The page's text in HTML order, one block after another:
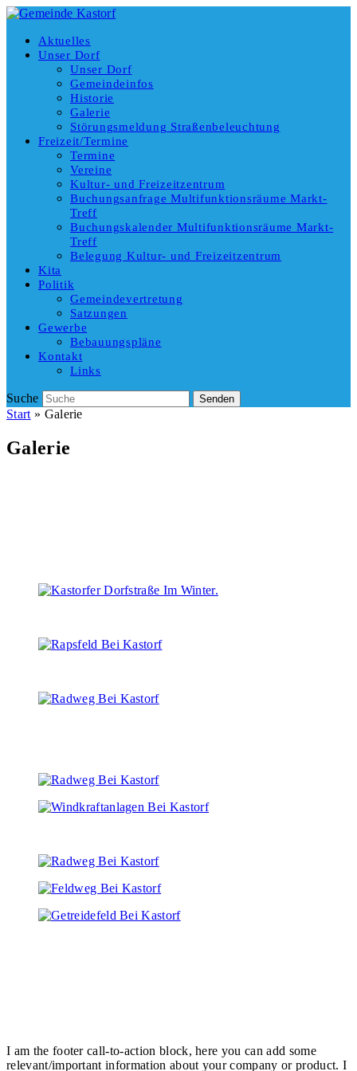
Aktuelles
Unser Dorf
Unser Dorf
Gemeindeinfos
Historie
Galerie
Störungsmeldung Straßenbeleuchtung
Freizeit/Termine
Termine
Vereine
Kultur- und Freizeitzentrum
Buchungsanfrage Multifunktionsräume Markt-
Treff
Buchungskalender Multifunktionsräume Markt-
Treff
Belegung Kultur- und Freizeitzentrum
Kita
Politik
Gemeindevertretung
Satzungen
Gewerbe
Bebauungspläne
Kontakt
Links
Suche Senden
Start » Galerie
Galerie
I am the footer call-to-action block, here you can add some
relevant/important information about your company or product. I